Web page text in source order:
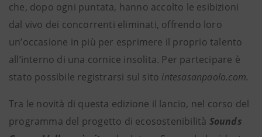
che, dopo ogni puntata, hanno accolto le esibizioni
dal vivo dei concorrenti eliminati, offrendo loro
un’occasione in più per esprimere il proprio talento
all’interno di una cornice insolita. Per partecipare è
stato possibile registrarsi sul sito intesasanpaolo.com.
Tra le novità di questa edizione il lancio, nel corso del
programma del progetto di ecosostenibilità Sounds